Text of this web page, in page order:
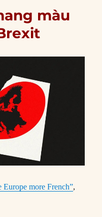
màu
Europe more French”,